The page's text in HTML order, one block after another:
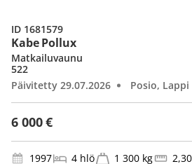
Kabe Pollux
6 000 €
Matkailuvaunu
522
Päivitetty 29.07.2026
Posio, Lappi
ID 1681579
1997 4 hlö 1 300 kg